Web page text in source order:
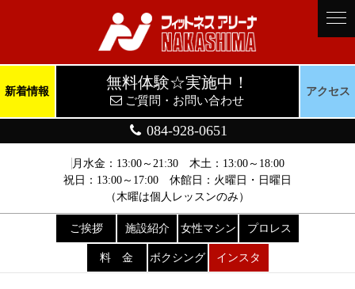
月水金：13:00～21:30 木土：13:00～18:00
祝日：13:00～17:00 休館日：火曜日・日曜日
（木曜は個人レッスンのみ）
084-928-0651
新着情報
無料体験☆実施中！
ご質問・お問い合わせ
アクセス
ご挨拶 施設紹介 女性マシン プロレス
料 金 ボクシング インスタ